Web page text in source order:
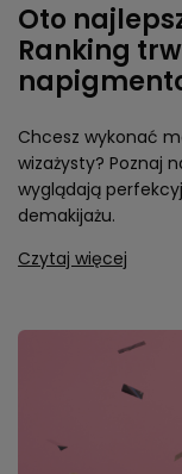
Oto
Ranking
Chcesz wykonać
wizażysty? Poznaj
wyglądają
demakijażu.
Czytaj więcej